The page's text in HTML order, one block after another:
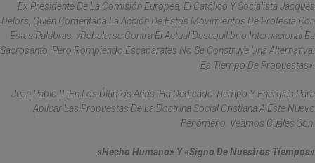
Ex Presidente De La Comisión Europea, El Católico Y Socialista Jacques
Delors, Quien Comentaba La Acción De Estos Movimientos De Protesta Con
Estas Palabras: «Rebelarse Contra El Actual Desequilibrio Internacional Es
Sacrosanto. Pero Rompiendo Escaparates No Se Construye Una Alternativa.
Es Tiempo De Propuestas».
Juan Pablo II, En Los Últimos Años, Ha Dedicado Tiempo Y Energías Para
Aplicar Las Propuestas De La Doctrina Social Cristiana A Este Nuevo
Fenómeno. Veamos Cuáles Son.
«Hecho Humano» Y «signo De Nuestros Tiempos»